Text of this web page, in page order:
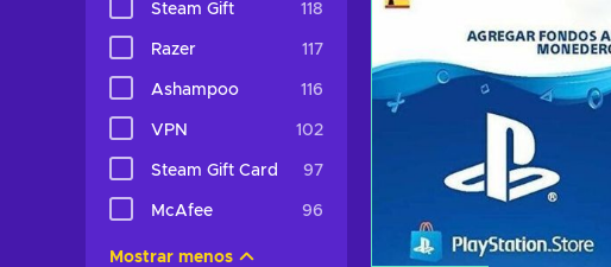
Steam Gift 118
Razer 117
Ashampoo 116
VPN 102
Steam Gift Card 97
McAfee 96
Mostrar menos
Ver ofertas